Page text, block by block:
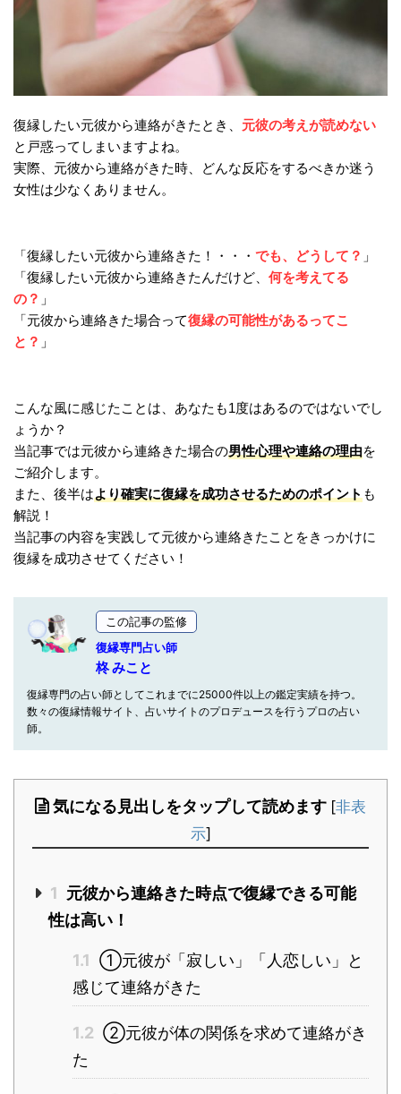
復縁したい元彼から連絡がきたとき、 元彼の考えが読めない
と戸惑ってしまいますよね。
実際、元彼から連絡がきた時、どんな反応をするべきか迷う
女性は少なくありません。
「復縁したい元彼から連絡きた！・・・ でも、どうして？ 」
「復縁したい元彼から連絡きたんだけど、 何を考えてる
の？ 」
「元彼から連絡きた場合って復縁の可能性があるってこ
と？ 」
こんな風に感じたことは、あなたも1度はあるのではないでし
ょうか？
当記事では元彼から連絡きた場合の男性心理や連絡の理由を
ご紹介します。
また、後半はより確実に復縁を成功させるためのポイントも
解説！
当記事の内容を実践して元彼から連絡きたことをきっかけに
復縁を成功させてください！
この記事の監修
復縁専門占い師
柊 みこと
復縁専門の占い師としてこれまでに25000件以上の鑑定実績を持つ。
数々の復縁情報サイト、占いサイトのプロデュースを行うプロの占い
師。
気になる見出しをタップして読めます [非表
示]
1 元彼から連絡きた時点で復縁できる可能
性は高い！
1.1 ①元彼が「寂しい」「人恋しい」と
感じて連絡がきた
1.2 ②元彼が体の関係を求めて連絡がき
た